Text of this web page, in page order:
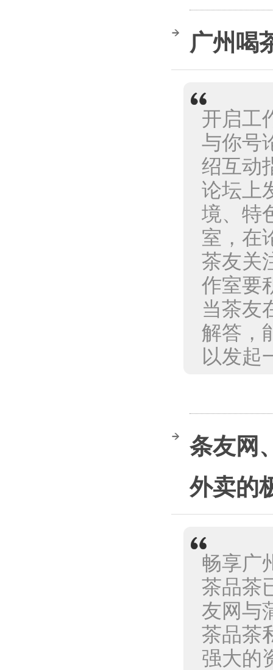
广州喝
开启工
与你号
绍互动
论坛上
境、特
室，在
茶友关
作室要
当茶友
解答，
以发起
条友网
外卖的
畅享广
茶品茶
友网与
茶品茶
强大的